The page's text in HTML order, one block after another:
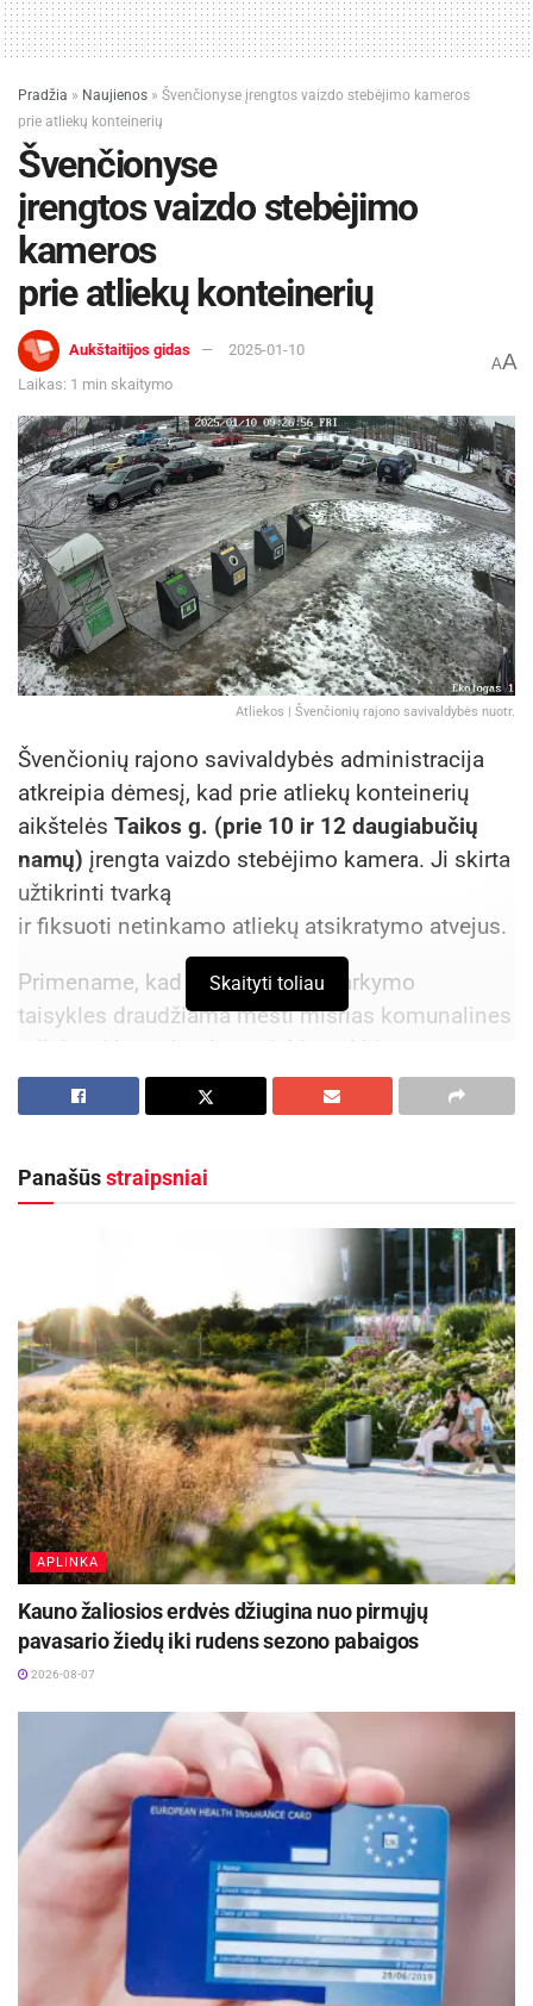
Pradžia » Naujienos » Švenčionyse įrengtos vaizdo stebėjimo kameros
prie atliekų konteinerių
Švenčionyse
įrengtos vaizdo stebėjimo
kameros
prie atliekų konteinerių
Aukštaitijos gidas
2025-01-10
Laikas: 1 min skaitymo
AA
Atliekos | Švenčionių rajono savivaldybės nuotr.
Švenčionių rajono savivaldybės administracija
atkreipia dėmesį, kad prie atliekų konteinerių
aikštelės Taikos g. (prie 10 ir 12 daugiabučių
namų) įrengta vaizdo stebėjimo kamera. Ji skirta
užtikrinti tvarką
ir fiksuoti netinkamo atliekų atsikratymo atvejus.
Primename, kad pagal atliekų tvarkymo
taisykles draudžiama mesti mišrias komunalines
atliekas į konteinerius, priskirtus kitiems
asmenims ar atliekų turėtojams.
Ignalinos rajone, Lukošiškės sentikių religinė
bendruomenė rūpinasi cerkvės išsaugojimu
2026-08-08
Raginame laikytis taisyklių ir elgtis atsakingai,
siekiant išsaugoti švarią ir tvarkingą aplinką.
Dėkojame už bendradarbiavimą!
Skaityti toliau
Šaltinis: Švenčionių rajono savivaldybė
Žymos: Savivalda
Panašūsstraipsniai
APLINKA
Kauno žaliosios erdvės džiugina nuo pirmųjų
pavasario žiedų iki rudens sezono pabaigos
2026-08-07